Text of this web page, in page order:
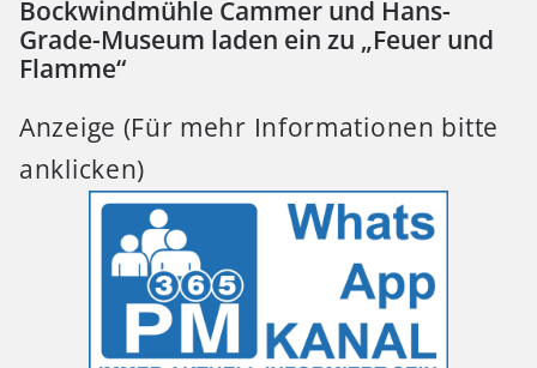
Bockwindmühle Cammer und Hans-
Grade-Museum laden ein zu „Feuer und
Flamme“
Anzeige (Für mehr Informationen bitte
anklicken)